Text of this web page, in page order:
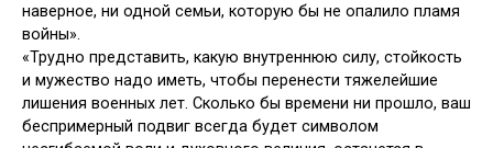
наверное, ни одной семьи, которую бы не опалило пламя
войны».
«Трудно представить, какую внутреннюю силу, стойкость
и мужество надо иметь, чтобы перенести тяжелейшие
лишения военных лет. Сколько бы времени ни прошло, ваш
беспримерный подвиг всегда будет символом